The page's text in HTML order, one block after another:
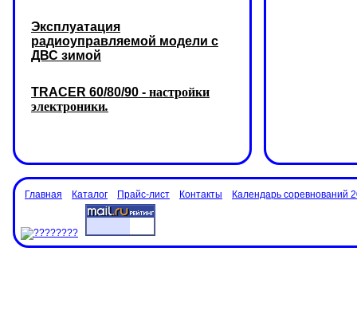
Эксплуатация
радиоуправляемой модели с
ДВС зимой
TRACER 60/80/90 - настройки
электроники.
Главная Каталог Прайс-лист Контакты Календарь соревнований